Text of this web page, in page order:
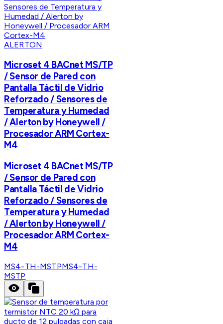
ALERTON
Microset 4 BACnet MS/TP
/ Sensor de Pared con
Pantalla Táctil de Vidrio
Reforzado / Sensores de
Temperatura y Humedad
/ Alerton by Honeywell /
Procesador ARM Cortex-
M4
Microset 4 BACnet MS/TP
/ Sensor de Pared con
Pantalla Táctil de Vidrio
Reforzado / Sensores de
Temperatura y Humedad
/ Alerton by Honeywell /
Procesador ARM Cortex-
M4
MS4-TH-MSTPMS4-TH-
MSTP